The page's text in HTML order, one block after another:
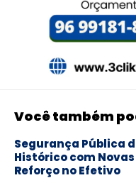
Você também
Segurança Pública
Histórico com
Reforço no Efetivo